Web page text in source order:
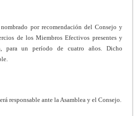
por recomendación del Consejo y
de los Miembros Efectivos presentes y
para un período de cuatro años. Dicho
responsable ante la Asamblea y el Consejo.